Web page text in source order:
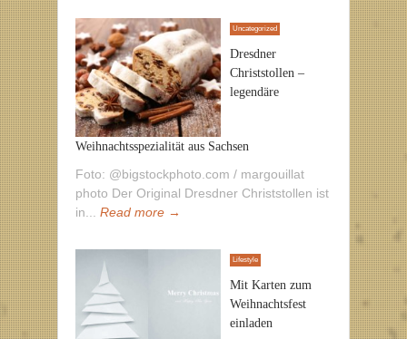
Uncategorized
Dresdner
Christstollen –
legendäre
Weihnachtsspezialität aus Sachsen
Foto: @bigstockphoto.com / margouillat
photo Der Original Dresdner Christstollen ist
in... Read more →
Lifestyle
Mit Karten zum
Weihnachtsfest
einladen